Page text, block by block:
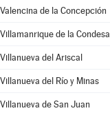
Valencina de la Concepción
Villamanrique de la Condesa
Villanueva del Ariscal
Villanueva del Río y Minas
Villanueva de San Juan